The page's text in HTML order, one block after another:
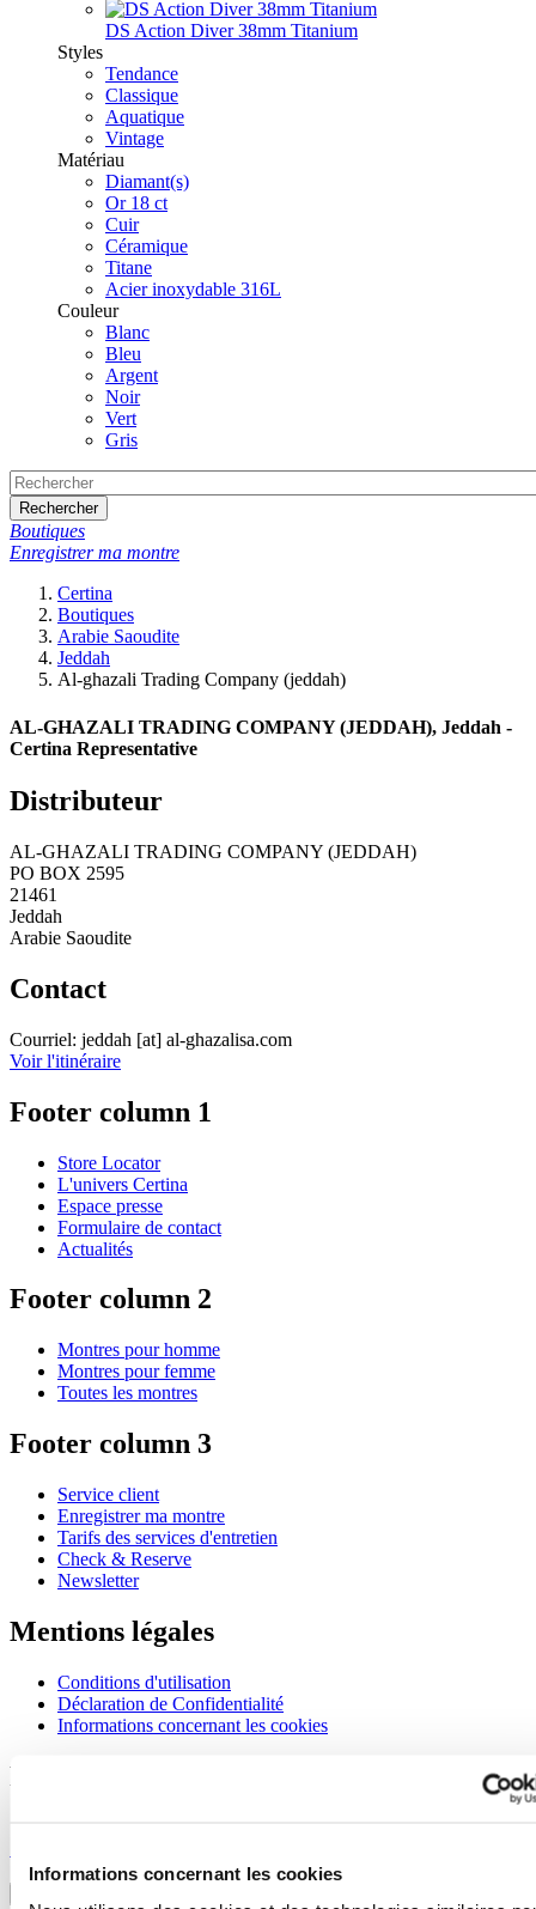
Informations concernant les cookies
DS Action Diver 38mm Titanium
Styles
Tendance
Classique
Aquatique
Vintage
Matériau
Diamant(s)
Or 18 ct
Cuir
Céramique
Titane
Acier inoxydable 316L
Couleur
Blanc
Bleu
Argent
Noir
Vert
Gris
Rechercher
Boutiques
Enregistrer ma montre
Certina
Boutiques
Arabie Saoudite
Jeddah
Al-ghazali Trading Company (jeddah)
AL-GHAZALI TRADING COMPANY (JEDDAH), Jeddah -
Certina Representative
Distributeur
AL-GHAZALI TRADING COMPANY (JEDDAH)
PO BOX 2595
21461
Jeddah
Arabie Saoudite
Contact
Courriel: jeddah [at] al-ghazalisa.com
Voir l'itinéraire
Footer column 1
Store Locator
L'univers Certina
Espace presse
Formulaire de contact
Actualités
Footer column 2
Montres pour homme
Montres pour femme
Toutes les montres
Footer column 3
Service client
Enregistrer ma montre
Tarifs des services d'entretien
Check & Reserve
Newsletter
Mentions légales
Conditions d'utilisation
Déclaration de Confidentialité
Informations concernant les cookies
Rejoignez le club CERTINA
Sélectionner un pays/une région